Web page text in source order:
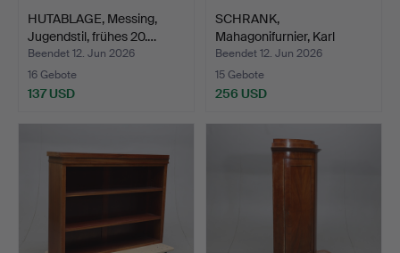
HUTABLAGE, Messing,
Jugendstil, frühes 20.…
Beendet 12. Jun 2026
16 Gebote
137 USD
SCHRANK,
Mahagonifurnier, Karl
Johan, 19. …
Beendet 12. Jun 2026
15 Gebote
256 USD